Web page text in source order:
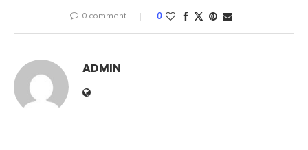
0 comment 0
ADMIN